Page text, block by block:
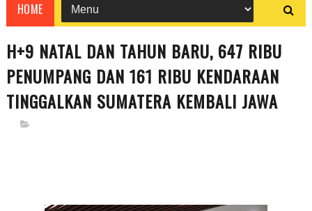
HOME
H+9 NATAL DAN TAHUN BARU, 647 RIBU
PENUMPANG DAN 161 RIBU KENDARAAN
TINGGALKAN SUMATERA KEMBALI JAWA